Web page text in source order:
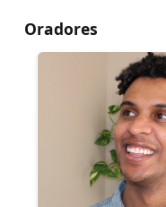
Oradores